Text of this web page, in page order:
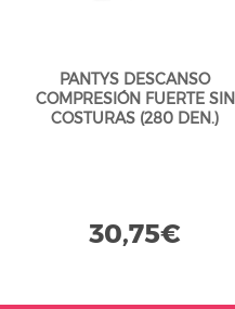
PANTYS DESCANSO
COMPRESIÓN FUERTE SIN
COSTURAS (280 DEN.)
30,75€